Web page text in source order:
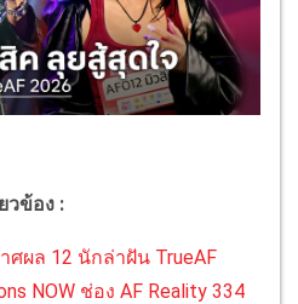
วข้อง :
ผล 12 นักล่าฝัน TrueAF
NOW ช่อง AF Reality 334